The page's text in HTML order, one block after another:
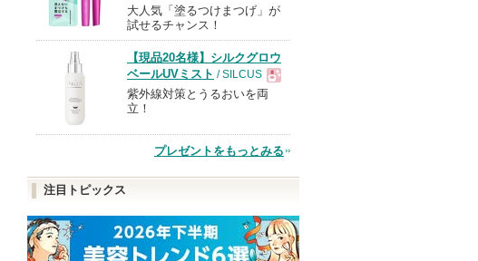
現
品
大人気「塗るつけまつげ」が
試せるチャンス！
【現品20名様】シルクグロウ
ベールUVミスト / SILCUS
現
品
紫外線対策とうるおいを両
立！
プレゼントをもっとみる
注目トピックス